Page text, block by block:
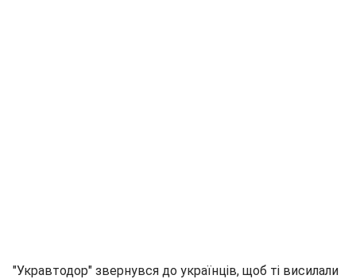
"Укравтодор" звернувся до українців, щоб ті висилали